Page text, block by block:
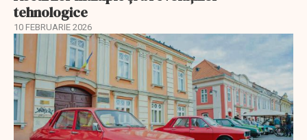
tehnologice
10 FEBRUARIE 2026